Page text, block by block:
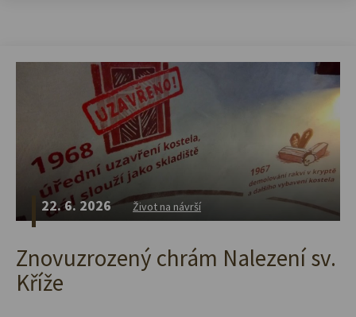
22. 6. 2026 Život na návrší
Znovuzrozený chrám Nalezení sv.
Kříže